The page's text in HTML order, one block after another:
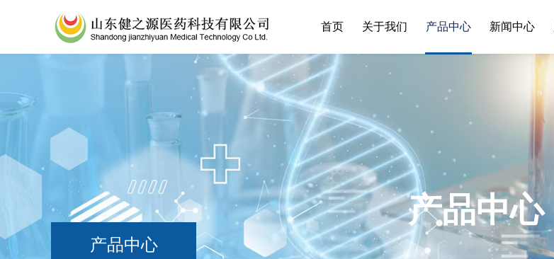
首页 关于我们 产品中心 新闻中心
产品中心
产品中心